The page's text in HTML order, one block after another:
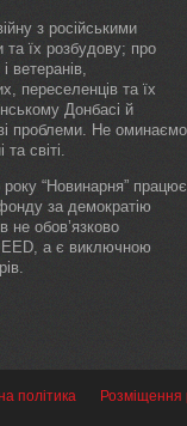
з російськими
та їх розбудову; про
ветеранів,
переселенців та їх
Донбасі й
проблеми. Не оминаємо
та світі.
“Новинарня” працює
за демократію
не обов’язково
EED, а є виключною
політика Розміщення